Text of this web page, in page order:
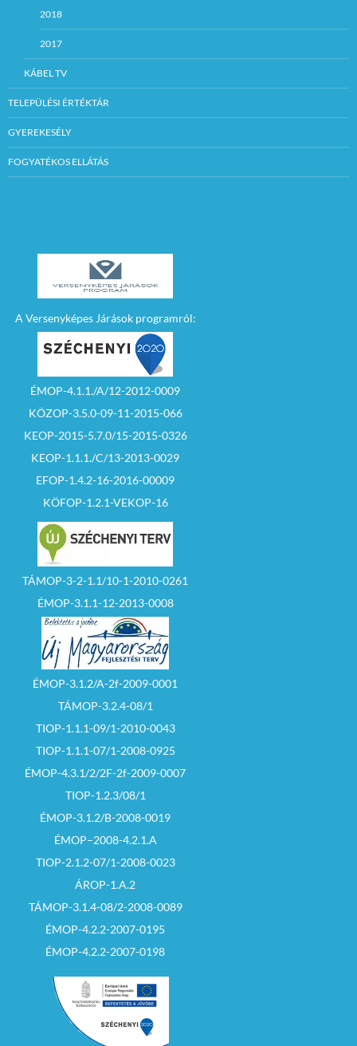
2018
2017
KÁBEL TV
TELEPÜLÉSI ÉRTÉKTÁR
GYEREKESÉLY
FOGYATÉKOS ELLÁTÁS
A Versenyképes Járások programról:
ÉMOP-4.1.1./A/12-2012-0009
KÖZOP-3.5.0-09-11-2015-066
KEOP-2015-5.7.0/15-2015-0326
KEOP-1.1.1./C/13-2013-0029
EFOP-1.4.2-16-2016-00009
KÖFOP-1.2.1-VEKOP-16
TÁMOP-3-2-1.1/10-1-2010-0261
ÉMOP-3.1.1-12-2013-0008
ÉMOP-3.1.2/A-2f-2009-0001
TÁMOP-3.2.4-08/1
TIOP-1.1.1-09/1-2010-0043
TIOP-1.1.1-07/1-2008-0925
ÉMOP-4.3.1/2/2F-2f-2009-0007
TIOP-1.2.3/08/1
ÉMOP-3.1.2/B-2008-0019
ÉMOP–2008-4.2.1.A
TIOP-2.1.2-07/1-2008-0023
ÁROP-1.A.2
TÁMOP-3.1.4-08/2-2008-0089
ÉMOP-4.2.2-2007-0195
ÉMOP-4.2.2-2007-0198